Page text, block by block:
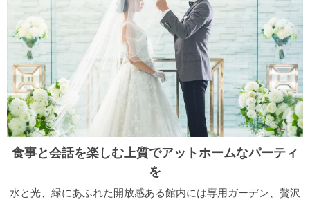
食事と会話を楽しむ上質でアットホームなパーティ
を
水と光、緑にあふれた開放感ある館内には専用ガーデン、贅沢